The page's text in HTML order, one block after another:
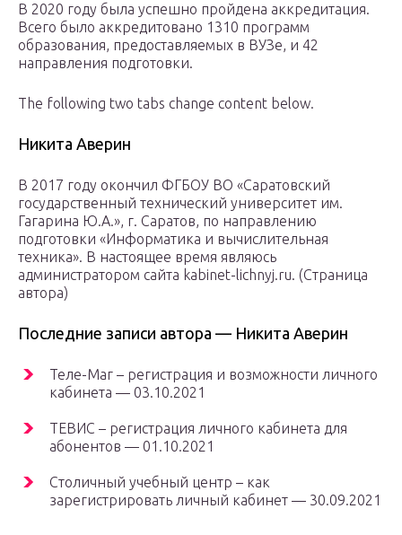
В 2020 году была успешно пройдена аккредитация.
Всего было аккредитовано 1310 программ
образования, предоставляемых в ВУЗе, и 42
направления подготовки.
The following two tabs change content below.
Никита Аверин
В 2017 году окончил ФГБОУ ВО «Саратовский
государственный технический университет им.
Гагарина Ю.А.», г. Саратов, по направлению
подготовки «Информатика и вычислительная
техника». В настоящее время являюсь
администратором сайта kabinet-lichnyj.ru. (Страница
автора)
Последние записи автора — Никита Аверин
Теле-Маг – регистрация и возможности личного
кабинета — 03.10.2021
ТЕВИС – регистрация личного кабинета для
абонентов — 01.10.2021
Столичный учебный центр – как
зарегистрировать личный кабинет — 30.09.2021